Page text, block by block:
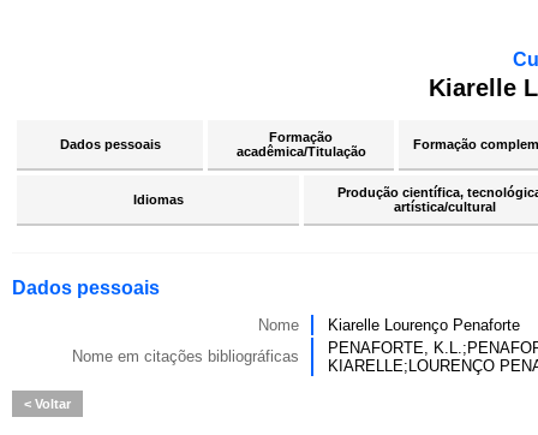
Kiarelle
Dados pessoais
Formação
acadêmica/Titulação
Formação
Idiomas
Produção científica,
artística/cultural
Dados pessoais
Nome
Kiarelle Lourenço Penaforte
Nome em citações bibliográficas
PENAFORTE,
KIARELLE;LOURENÇO
Voltar